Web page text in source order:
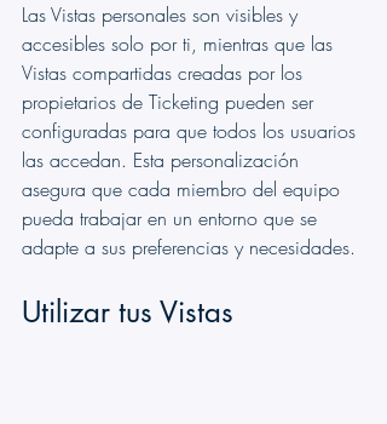
Las Vistas personales son visibles y
accesibles solo por ti, mientras que las
Vistas compartidas creadas por los
propietarios de Ticketing pueden ser
configuradas para que todos los usuarios
las accedan. Esta personalización
asegura que cada miembro del equipo
pueda trabajar en un entorno que se
adapte a sus preferencias y necesidades.
Utilizar tus Vistas